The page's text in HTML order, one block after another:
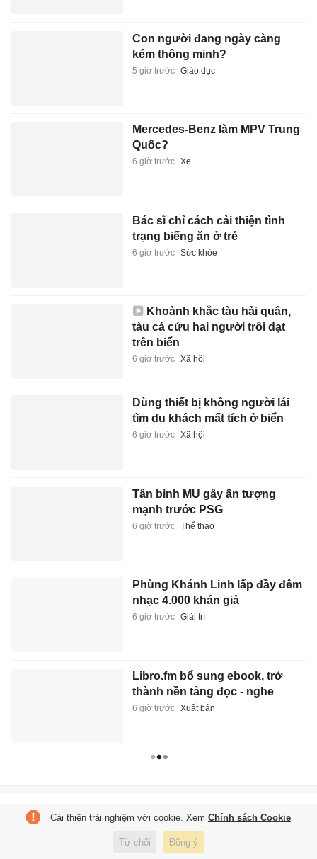
Con người đang ngày càng
kém thông minh?
5 giờ trước Giáo dục
Mercedes-Benz làm MPV Trung
Quốc?
6 giờ trước Xe
Bác sĩ chỉ cách cải thiện tình
trạng biếng ăn ở trẻ
6 giờ trước Sức khỏe
Khoảnh khắc tàu hải quân,
tàu cá cứu hai người trôi dạt
trên biển
6 giờ trước Xã hội
Dùng thiết bị không người lái
tìm du khách mất tích ở biển
6 giờ trước Xã hội
Tân binh MU gây ấn tượng
mạnh trước PSG
6 giờ trước Thể thao
Phùng Khánh Linh lấp đầy đêm
nhạc 4.000 khán giả
6 giờ trước Giải trí
Libro.fm bổ sung ebook, trở
thành nền tảng đọc - nghe
6 giờ trước Xuất bản
Tạp chí điện tử Tri Thức
Giấy phép báo chí: số 75/GP-BTTTT và số 442/GP-BTTTT do Bộ Thông tin
và Truyền thông cấp ngày 26/02/2020 và ngày 29/11/2023
Cải thiện trải nghiệm với cookie. Xem Chính sách Cookie
Từ chối Đồng ý